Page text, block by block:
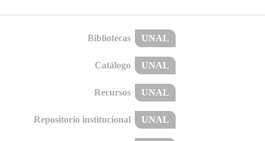
Bibliotecas UNAL
Catálogo UNAL
Recursos UNAL
Repositorio institucional UNAL